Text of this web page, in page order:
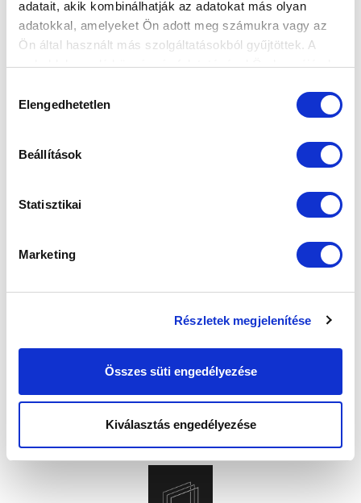
adatait, akik kombinálhatják az adatokat más olyan
adatokkal, amelyeket Ön adott meg számukra vagy az
Ön által használt más szolgáltatásokból gyűjtöttek. A
weboldalon való böngészés folytatásával Ön hozzájárul a
kiválasztása
Elengedhetetlen
Beállítások
Statisztikai
Marketing
Részletek megjelenítése
Összes süti engedélyezése
Kiválasztás engedélyezése
SZPONZOROK